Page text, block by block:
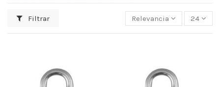
Filtrar Relevancia 24